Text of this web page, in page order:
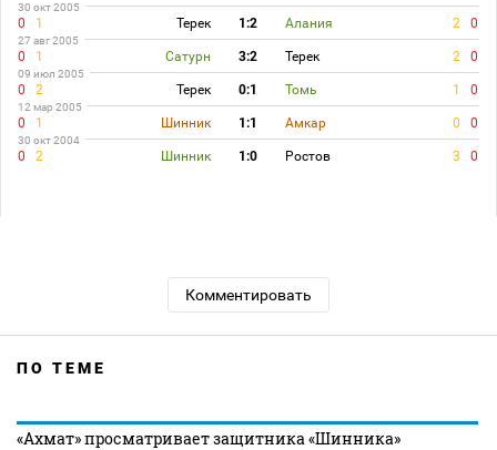
30 окт 2005
0 1 Терек 1:2 Алания 2 0
27 авг 2005
0 1 Сатурн 3:2 Терек 2 0
09 июл 2005
0 2 Терек 0:1 Томь 1 0
12 мар 2005
0 1 Шинник 1:1 Амкар 0 0
30 окт 2004
0 2 Шинник 1:0 Ростов 3 0
Комментировать
ПО ТЕМЕ
«Ахмат» просматривает защитника «Шинника»